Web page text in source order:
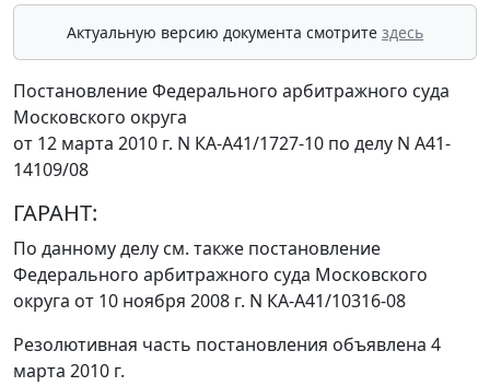
Актуальную версию документа смотрите здесь
Постановление Федерального арбитражного суда
Московского округа
от 12 марта 2010 г. N КА-А41/1727-10 по делу N А41-
14109/08
ГАРАНТ:
По данному делу см. также постановление
Федерального арбитражного суда Московского
округа от 10 ноября 2008 г. N КА-А41/10316-08
Резолютивная часть постановления объявлена 4
марта 2010 г.